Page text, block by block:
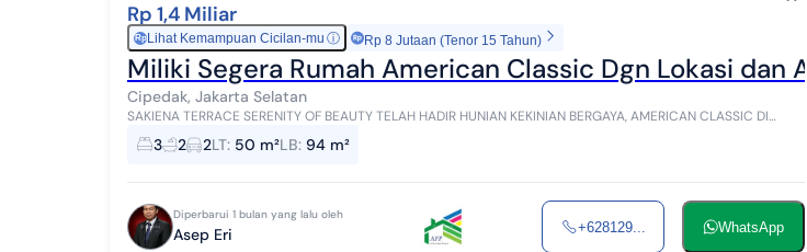
Rp 1,4 Miliar
RpLihat Kemampuan Cicilan-mu ⓘ Rp 8 Jutaan (Tenor 15 Tahun)
Miliki Segera Rumah American Classic Dgn Lokasi dan
Cipedak, Jakarta Selatan
SAKIENA TERRACE SERENITY OF BEAUTY TELAH HADIR HUNIAN KEKINIAN BERGAYA, AMERICAN CLASSIC DI
JAGAKARSA JAKARTA SELATAN LOKASI YG SANGAT STRATEGIS M...
3 2 2LT: 50 m²LB: 94 m²
Diperbarui 1 bulan yang lalu oleh
Asep Eri +628129... WhatsApp